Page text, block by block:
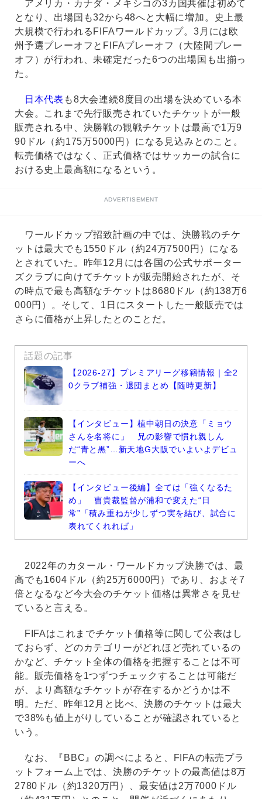
アメリカ・カナダ・メキシコの3カ国共催は初めて
となり、出場国も32から48へと大幅に増加。史上最
大規模で行われるFIFAワールドカップ。3月には欧
州予選プレーオフとFIFAプレーオフ（大陸間プレー
オフ）が行われ、未確定だった6つの出場国も出揃っ
た。
日本代表 も8大会連続8度目の出場を決めている本
大会。これまで先行販売されていたチケットが一般
販売される中、決勝戦の観戦チケットは最高で1万9
90ドル（約175万5000円）になる見込みとのこと。
転売価格ではなく、正式価格ではサッカーの試合に
おける史上最高額になるという。
ADVERTISEMENT
ワールドカップ招致計画の中では、決勝戦のチケ
ットは最大でも1550ドル（約24万7500円）になる
とされていた。昨年12月には各国の公式サポーター
ズクラブに向けてチケットが販売開始されたが、そ
の時点で最も高額なチケットは8680ドル（約138万6
000円）。そして、1日にスタートした一般販売では
さらに価格が上昇したとのことだ。
話題の記事
【2026-27】プレミアリーグ移籍情報｜全2
0クラブ補強・退団まとめ【随時更新】
【インタビュー】植中朝日の決意「ミョウ
さんを名将に」 兄の影響で慣れ親しん
だ“青と黒”…新天地G大阪でいよいよデビュ
ーへ
【インタビュー後編】全ては「強くなるた
め」 曺貴裁監督が浦和で変えた“日
常”「積み重ねが少しずつ実を結び、試合に
表れてくれれば」
2022年のカタール・ワールドカップ決勝では、最
高でも1604ドル（約25万6000円）であり、およそ7
倍となるなど今大会のチケット価格は異常さを見せ
ていると言える。
FIFAはこれまでチケット価格等に関して公表はし
ておらず、どのカテゴリーがどれほど売れているの
かなど、チケット全体の価格を把握することは不可
能。販売価格を1つずつチェックすることは可能だ
が、より高額なチケットが存在するかどうかは不
明。ただ、昨年12月と比べ、決勝のチケットは最大
で38%も値上がりしていることが確認されていると
いう。
なお、『BBC』の調べによると、FIFAの転売プラ
ットフォーム上では、決勝のチケットの最高値は8万
2780ドル（約1320万円）、最安値は2万7000ドル